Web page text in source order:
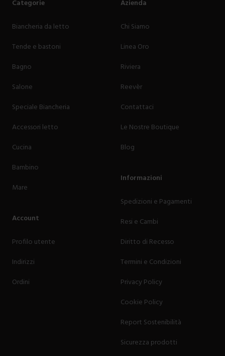
Categorie
Biancheria da letto
Tende e bastoni
Bagno
Salone
Speciale Biancheria
Accessori letto
Cucina
Bambino
Mare
Account
Profilo utente
Indirizzi
Ordini
Azienda
Chi Siamo
Linea Oro
Riviera
Reevèr
Contattaci
Le Nostre Boutique
Blog
Informazioni
Spedizioni e Pagamenti
Resi e Cambi
Diritto di Recesso
Termini e Condizioni
Privacy Policy
Cookie Policy
Report Sostenibilità
Sicurezza prodotti